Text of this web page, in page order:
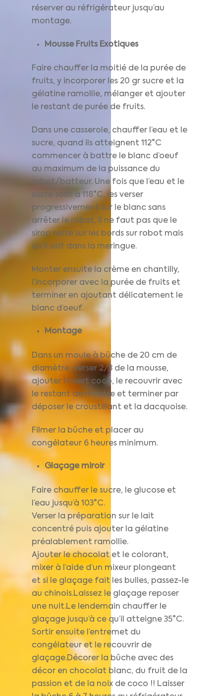
réserver au réfrigérateur jusqu’au
montage.
Mousse Fruits Exotiques
Faire chauffer la moitié de la purée de
fruits, y incorporer les 20 gr sucre et la
gélatine ramollie, mélanger et ajouter
le restant de purée de fruits.
Dans une casserole, chauffer l’eau et le
sucre, quand ils atteignent 112°C
commencer à battre le blanc d’oeuf
au maximum de la puissance du
robot/batteur. Une fois que l’eau et le
sucre sont à 118°C, les verser
progressivement sur le blanc sans
arrêter le robot, il ne faut pas que le
sirop reste sur les bords sur robot mais
qu’il soit dans la meringue.
Monter ensuite la crème en chantilly,
l’incorporer avec la purée de fruits et
terminer en ajoutant délicatement le
blanc d’oeuf.
Montage
Dans un moule à bûche de 20 cm de
diamètre, verser 2/3 de la mousse,
ajouter l’insert coco, le recouvrir avec
le restant de mousse et terminer par
déposer le croustillant et la dacquoise.
Filmer la bûche et placer au
congélateur 6 heures minimum.
Glaçage miroir
Faire chauffer le sucre, le glucose et
l’eau jusqu’à 103°C.
Verser la préparation sur le lait
concentré puis ajouter la gélatine
préalablement ramollie.
Ajouter le chocolat et le colorant,
mixer à l’aide d’un mixeur plongeant
et si le glaçage fait les bulles, passez-le
au chinois.Laissez le glaçage reposer
une nuit.Le lendemain chauffer le
glaçage jusqu’à ce qu’il atteigne 35°C.
Sortir ensuite l’entremet du
congélateur et le recouvrir de
glaçage.Décorer la bûche avec des
décor en chocolat blanc, du fruit de la
passion et de la noix de coco !! Laisser